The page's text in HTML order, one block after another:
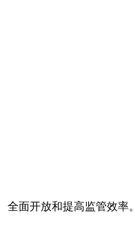
面开放和提高监管效率。